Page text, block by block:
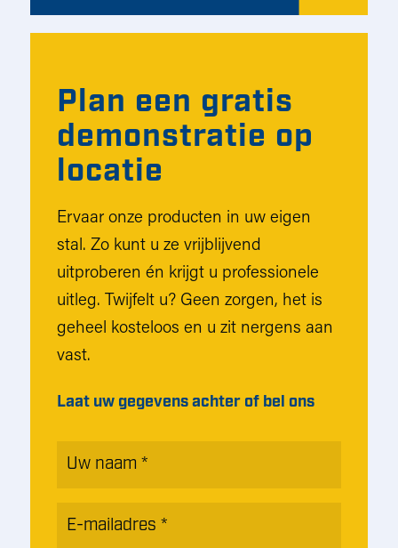
Plan een gratis
demonstratie op
locatie
Ervaar onze producten in uw eigen
stal. Zo kunt u ze vrijblijvend
uitproberen én krijgt u professionele
uitleg. Twijfelt u? Geen zorgen, het is
geheel kosteloos en u zit nergens aan
vast.
Laat uw gegevens achter of bel ons
Naam